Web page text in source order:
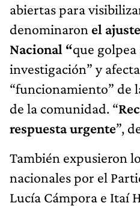
abiertas para
denominaron el
Nacional “que golpea
investigación” y
“funcionamiento” de
de la comunidad. “
respuesta urgente”,
También expusieron
nacionales por el
Lucía Cámpora e Itaí